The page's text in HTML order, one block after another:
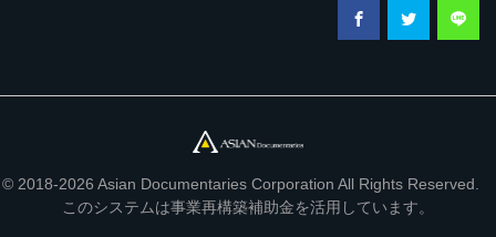
© 2018-2026 Asian Documentaries Corporation All Rights Reserved.
このシステムは事業再構築補助金を活用しています。